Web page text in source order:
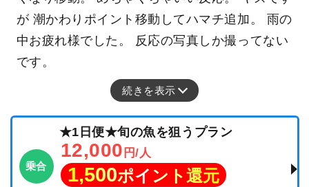
が 潮かわりポイント移動してハマチ追加。 雨の
中お疲れ様でした。 反応の写真しか撮ってない
です。
続きを表示
乗合
★1日便★旬の魚を狙うプラン
12,000 円/人
1,500ポイント還元